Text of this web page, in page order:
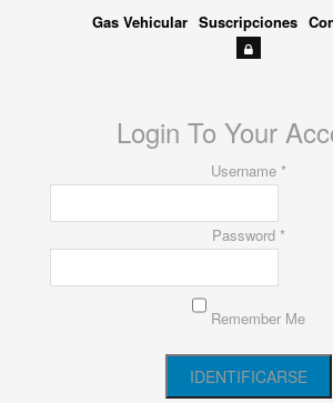
Gas Vehicular Suscripciones
Login To Your
Username *
Password *
Remember Me